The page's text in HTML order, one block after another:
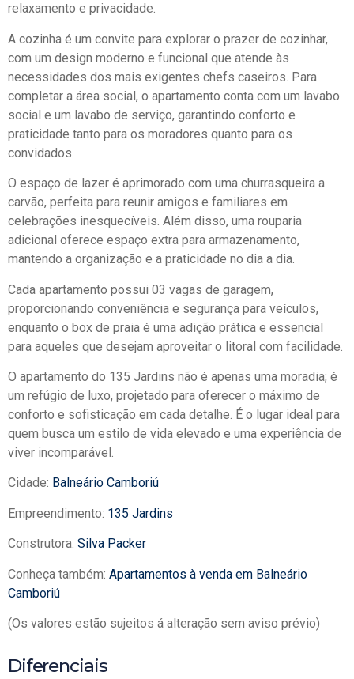
relaxamento e privacidade.
A cozinha é um convite para explorar o prazer de cozinhar,
com um design moderno e funcional que atende às
necessidades dos mais exigentes chefs caseiros. Para
completar a área social, o apartamento conta com um lavabo
social e um lavabo de serviço, garantindo conforto e
praticidade tanto para os moradores quanto para os
convidados.
O espaço de lazer é aprimorado com uma churrasqueira a
carvão, perfeita para reunir amigos e familiares em
celebrações inesquecíveis. Além disso, uma rouparia
adicional oferece espaço extra para armazenamento,
mantendo a organização e a praticidade no dia a dia.
Cada apartamento possui 03 vagas de garagem,
proporcionando conveniência e segurança para veículos,
enquanto o box de praia é uma adição prática e essencial
para aqueles que desejam aproveitar o litoral com facilidade.
O apartamento do 135 Jardins não é apenas uma moradia; é
um refúgio de luxo, projetado para oferecer o máximo de
conforto e sofisticação em cada detalhe. É o lugar ideal para
quem busca um estilo de vida elevado e uma experiência de
viver incomparável.
Cidade: Balneário Camboriú
Empreendimento: 135 Jardins
Construtora: Silva Packer
Conheça também: Apartamentos à venda em Balneário
Camboriú
(Os valores estão sujeitos á alteração sem aviso prévio)
Diferenciais